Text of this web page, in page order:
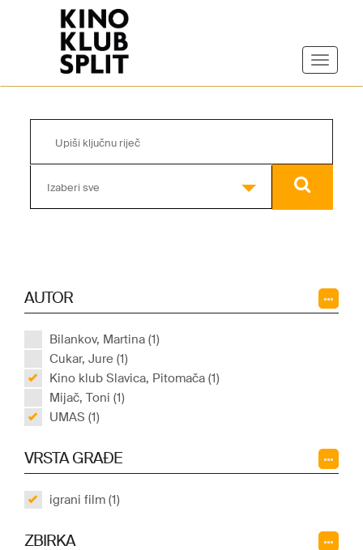
Izaberi sve
AUTOR
Bilankov, Martina (1)
Cukar, Jure (1)
Kino klub Slavica, Pitomača (1)
Mijač, Toni (1)
UMAS (1)
VRSTA GRAĐE
igrani film (1)
ZBIRKA